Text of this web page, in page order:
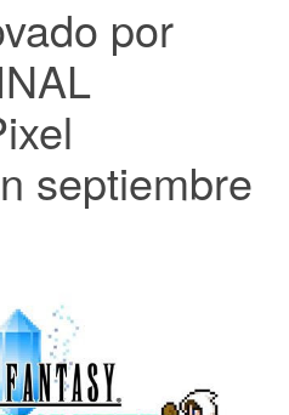
por
septiembre